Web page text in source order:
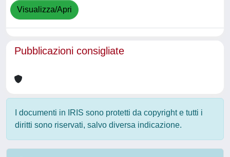
Visualizza/Apri
Pubblicazioni consigliate
I documenti in IRIS sono protetti da copyright e tutti i
diritti sono riservati, salvo diversa indicazione.